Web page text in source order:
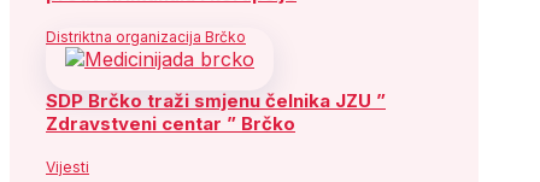
Distriktna organizacija Brčko
SDP Brčko traži smjenu čelnika JZU ”
Zdravstveni centar ” Brčko
Vijesti